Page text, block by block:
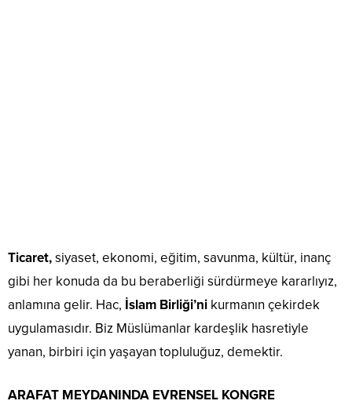
Ticaret,siyaset, ekonomi, eğitim, savunma, kültür, inanç
gibi her konuda da bu beraberliği sürdürmeye kararlıyız,
anlamına gelir. Hac, İslam Birliği’ni kurmanın çekirdek
uygulamasıdır. Biz Müslümanlar kardeşlik hasretiyle
yanan, birbiri için yaşayan topluluğuz, demektir.
ARAFAT MEYDANINDA EVRENSEL KONGRE